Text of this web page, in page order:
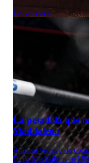
16 jun 2026
La pesadilla que
Maddalena
Analisis tecnico de
Della Maddalena en